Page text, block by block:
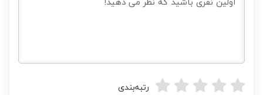
رتبه‌بندی